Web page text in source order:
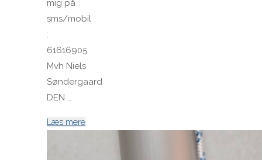
mig på
sms/mobil
:
61616905
Mvh Niels
Søndergaard
DEN …
Læs mere"Høj